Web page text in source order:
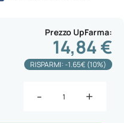
Prezzo UpFarma
14,84 €
RISPARMI: -1.65€ (10%)
- +